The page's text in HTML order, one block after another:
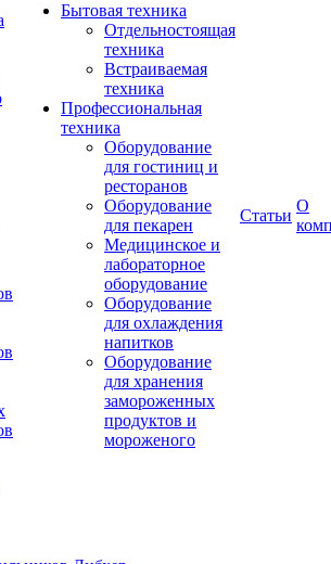
Бытовая техника
Отдельностоящая
техника
Встраиваемая
техника
Профессиональная
техника
Оборудование
для гостиниц и
ресторанов
Оборудование
для пекарен
Медицинское и
лабораторное
оборудование
Оборудование
для охлаждения
напитков
Оборудование
для хранения
замороженных
продуктов и
мороженого
Статьи
О